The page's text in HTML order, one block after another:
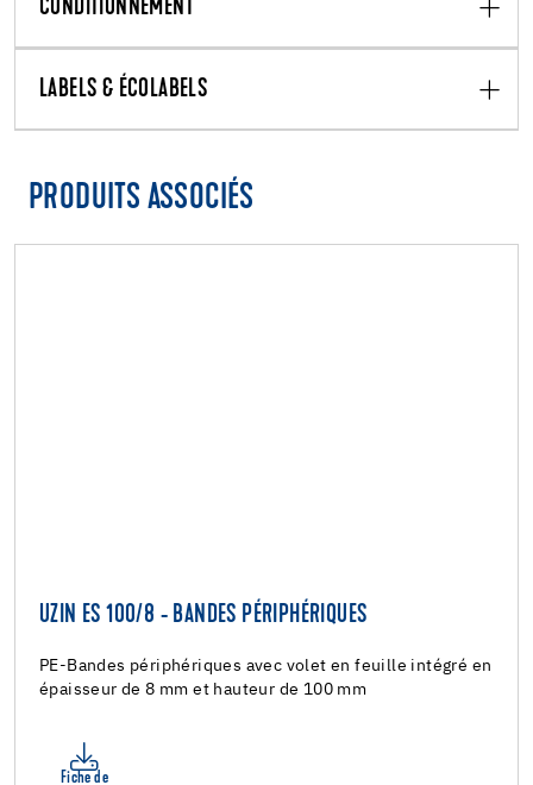
CONDITIONNEMENT
LABELS & ÉCOLABELS
PRODUITS ASSOCIÉS
UZIN ES 100/8 - BANDES PÉRIPHÉRIQUES
PE-Bandes périphériques avec volet en feuille intégré en
épaisseur de 8 mm et hauteur de 100 mm
Fiche de